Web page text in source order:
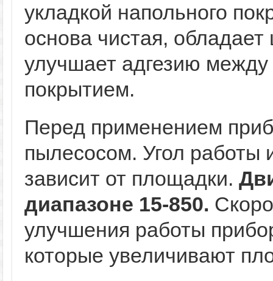
укладкой напольного
основа чистая,
улучшает адгезию
покрытием.
Перед применением
пылесосом. Угол работы
зависит от площадки.
диапазоне 15-850.
улучшения работы
которые увеличивают